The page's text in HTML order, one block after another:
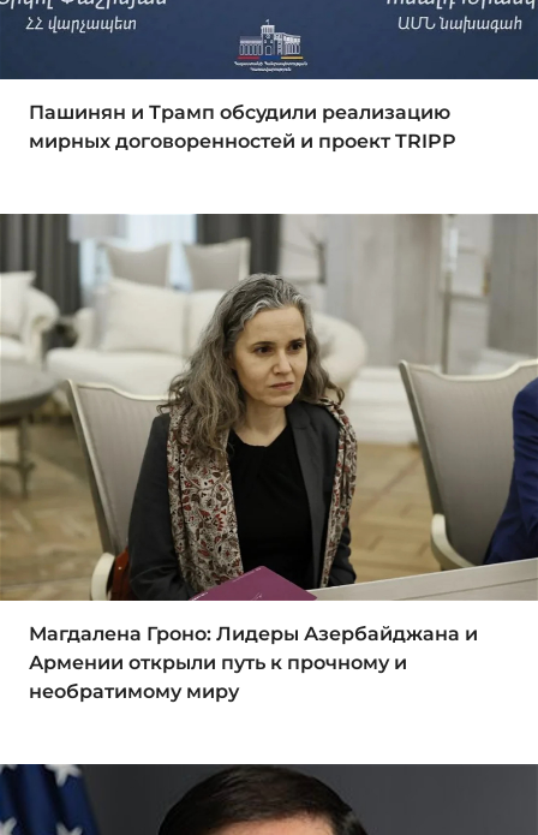
Пашинян и Трамп обсудили реализацию
мирных договоренностей и проект TRIPP
Магдалена Гроно: Лидеры Азербайджана и
Армении открыли путь к прочному и
необратимому миру